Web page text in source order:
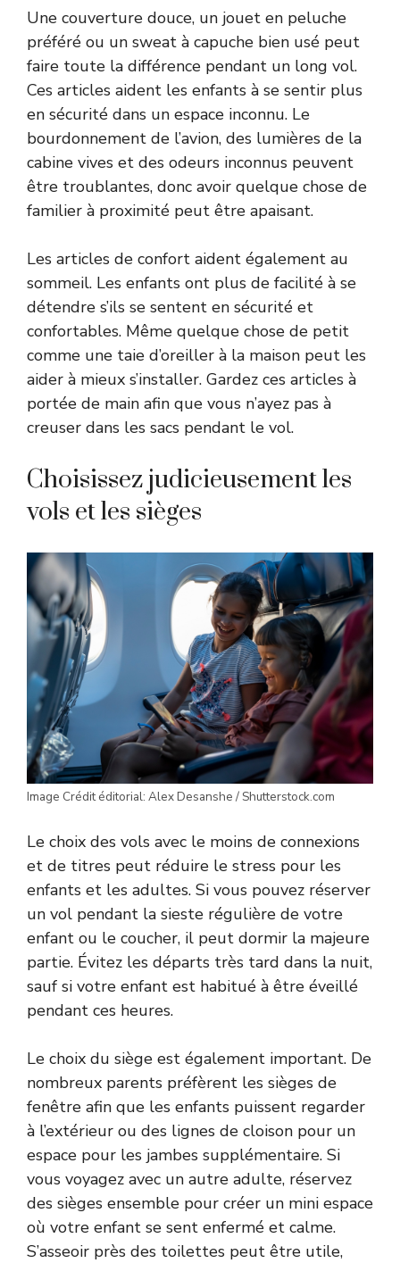
Une couverture douce, un jouet en peluche
préféré ou un sweat à capuche bien usé peut
faire toute la différence pendant un long vol.
Ces articles aident les enfants à se sentir plus
en sécurité dans un espace inconnu. Le
bourdonnement de l’avion, des lumières de la
cabine vives et des odeurs inconnus peuvent
être troublantes, donc avoir quelque chose de
familier à proximité peut être apaisant.
Les articles de confort aident également au
sommeil. Les enfants ont plus de facilité à se
détendre s’ils se sentent en sécurité et
confortables. Même quelque chose de petit
comme une taie d’oreiller à la maison peut les
aider à mieux s’installer. Gardez ces articles à
portée de main afin que vous n’ayez pas à
creuser dans les sacs pendant le vol.
Choisissez judicieusement les
vols et les sièges
Image Crédit éditorial: Alex Desanshe / Shutterstock.com
Le choix des vols avec le moins de connexions
et de titres peut réduire le stress pour les
enfants et les adultes. Si vous pouvez réserver
un vol pendant la sieste régulière de votre
enfant ou le coucher, il peut dormir la majeure
partie. Évitez les départs très tard dans la nuit,
sauf si votre enfant est habitué à être éveillé
pendant ces heures.
Le choix du siège est également important. De
nombreux parents préfèrent les sièges de
fenêtre afin que les enfants puissent regarder
à l’extérieur ou des lignes de cloison pour un
espace pour les jambes supplémentaire. Si
vous voyagez avec un autre adulte, réservez
des sièges ensemble pour créer un mini espace
où votre enfant se sent enfermé et calme.
S’asseoir près des toilettes peut être utile,